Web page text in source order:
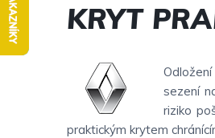
KRYT
sezení
riziko
praktickým krytem